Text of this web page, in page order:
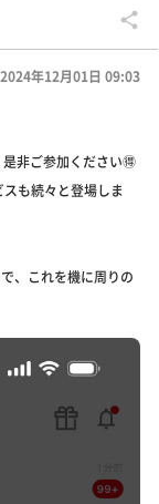
2024年12月01日 09:03
非ご参加ください🉐
も続々と登場しま
、これを機に周りの